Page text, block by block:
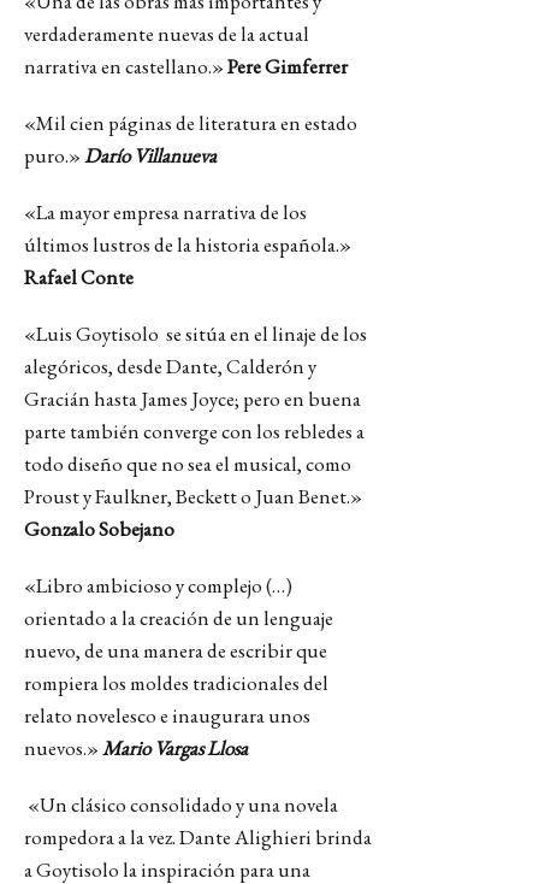
verdaderamente nuevas de la actual
narrativa en castellano.»Pere Gimferrer
«Mil cien páginas de literatura en estado
puro.»Darío Villanueva
«La mayor empresa narrativa de los
últimos lustros de la historia española.»
Rafael Conte
«Luis Goytisolo se sitúa en el linaje de los
alegóricos, desde Dante, Calderón y
Gracián hasta James Joyce; pero en buena
parte también converge con los rebledes a
todo diseño que no sea el musical, como
Proust y Faulkner, Beckett o Juan Benet.»
Gonzalo Sobejano
«Libro ambicioso y complejo (…)
orientado a la creación de un lenguaje
nuevo, de una manera de escribir que
rompiera los moldes tradicionales del
relato novelesco e inaugurara unos
nuevos.»Mario Vargas Llosa
«Un clásico consolidado y una novela
rompedora a la vez. Dante Alighieri brinda
a Goytisolo la inspiración para una